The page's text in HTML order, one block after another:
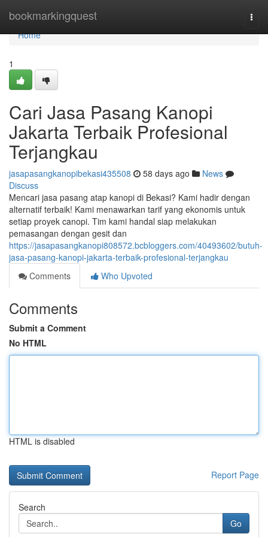
bookmarkingquest
Home
Home
1
Cari Jasa Pasang Kanopi
Jakarta Terbaik Profesional
Terjangkau
jasapasangkanopibekasi435508 58 days ago
News
Discuss
Mencari jasa pasang atap kanopi di Bekasi? Kami hadir dengan
alternatif terbaik! Kami menawarkan tarif yang ekonomis untuk
setiap proyek canopi. Tim kami handal siap melakukan
pemasangan dengan gesit dan
https://jasapasangkanopi808572.bcbloggers.com/40493602/butuh-
jasa-pasang-kanopi-jakarta-terbaik-profesional-terjangkau
Comments
Who Upvoted
Comments
Submit a Comment
No HTML
HTML is disabled
Report Page
Search
Go